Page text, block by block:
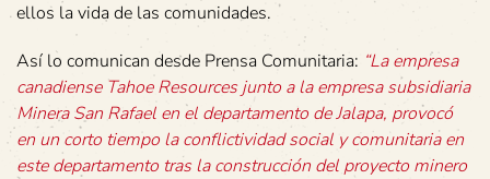
ellos la vida de las comunidades.
Así lo comunican desde Prensa Comunitaria: “La empresa
canadiense Tahoe Resources junto a la empresa subsidiaria
Minera San Rafael en el departamento de Jalapa, provocó
en un corto tiempo la conflictividad social y comunitaria en
este departamento tras la construcción del proyecto minero